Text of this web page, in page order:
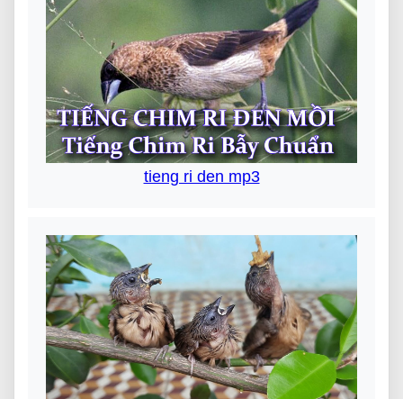
tieng ri den mp3